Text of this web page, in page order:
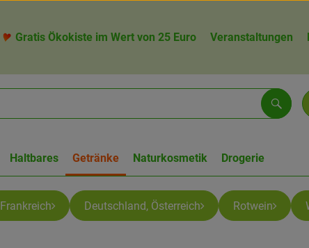
Gratis Ökokiste im Wert von 25 Euro Veranstaltungen
Suchen
Haltbares Getränke Naturkosmetik Drogerie
Frankreich Deutschland, Österreich Rotwein